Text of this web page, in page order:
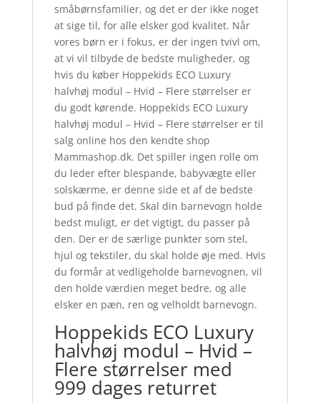
småbørnsfamilier, og det er der ikke noget
at sige til, for alle elsker god kvalitet. Når
vores børn er i fokus, er der ingen tvivl om,
at vi vil tilbyde de bedste muligheder, og
hvis du køber Hoppekids ECO Luxury
halvhøj modul – Hvid – Flere størrelser er
du godt kørende. Hoppekids ECO Luxury
halvhøj modul – Hvid – Flere størrelser er til
salg online hos den kendte shop
Mammashop.dk. Det spiller ingen rolle om
du leder efter blespande, babyvægte eller
solskærme, er denne side et af de bedste
bud på finde det. Skal din barnevogn holde
bedst muligt, er det vigtigt, du passer på
den. Der er de særlige punkter som stel,
hjul og tekstiler, du skal holde øje med. Hvis
du formår at vedligeholde barnevognen, vil
den holde værdien meget bedre, og alle
elsker en pæn, ren og velholdt barnevogn.
Hoppekids ECO Luxury
halvhøj modul – Hvid –
Flere størrelser med
999 dages returret